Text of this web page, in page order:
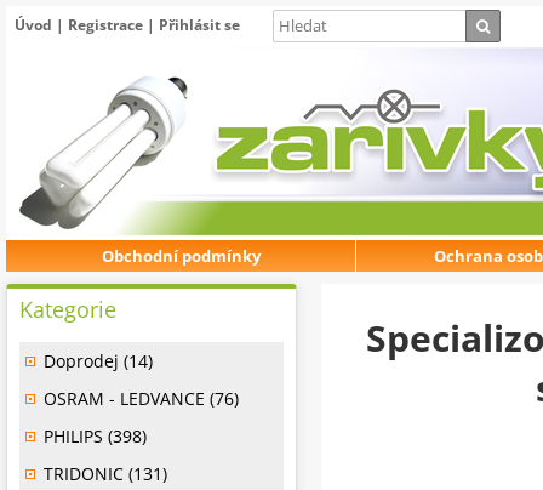
Úvod | Registrace | Přihlásit se
Obchodní podmínky Ochrana
Kategorie
Doprodej (14)
OSRAM - LEDVANCE (76)
PHILIPS (398)
TRIDONIC (131)